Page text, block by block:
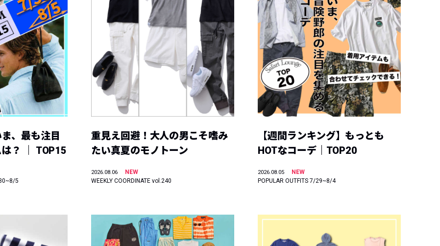
、最も注目
？ ｜ TOP15
5
重見え回避！大人の男こそ嗜み
たい真夏のモノトーン
2026.08.06
NEW
WEEKLY COORDINATE vol.240
【週間ランキング】もっとも
HOTなコーデ｜TOP20
2026.08.05
NEW
POPULAR OUTFITS 7/29~8/4